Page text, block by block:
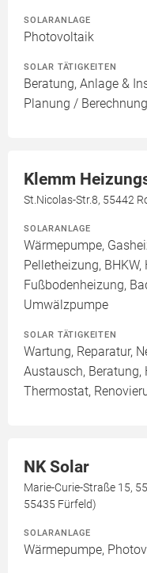
SOLARANLAGE
Photovoltaik
SOLAR TÄTIGKEITEN
Beratung, Anlage &
Planung / Berechnung
Klemm
St.Nicolas-Str.8, 55442
SOLARANLAGE
Wärmepumpe,
Pelletheizung,
Fußbodenheizung,
Umwälzpumpe
SOLAR TÄTIGKEITEN
Wartung, Reparatur,
Austausch,
Thermostat,
NK Solar
Marie-Curie-Straße 15,
55435 Fürfeld)
SOLARANLAGE
Wärmepumpe,